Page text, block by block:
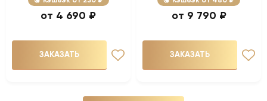
4 690 ₽
ЗАКАЗАТЬ
9 790 ₽
ЗАКАЗАТЬ